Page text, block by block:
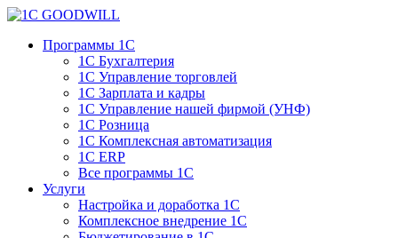
Программы 1С
1С Бухгалтерия
1С Управление торговлей
1С Зарплата и кадры
1С Управление нашей фирмой (УНФ)
1С Розница
1С Комплексная автоматизация
1С ERP
Все программы 1С
Услуги
Настройка и доработка 1С
Комплексное внедрение 1С